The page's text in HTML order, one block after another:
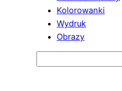
Kolorowanki
Wydruk
Obrazy